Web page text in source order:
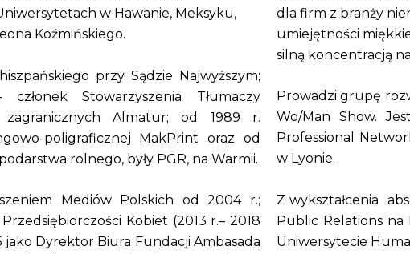
w Hawanie, Meksyku,
Koźmińskiego.
przy Sądzie Najwyższym;
Stowarzyszenia Tłumaczy
Almatur; od 1989 r.
poligraficznej MakPrint oraz od
rolnego, były PGR, na Warmii.
Mediów Polskich od 2004 r.;
Kobiet (2013 r.– 2018
jako Dyrektor Biura Fundacji Ambasada
dla firm z branży
umiejętności
silną koncentracją
Prowadzi grupę
Wo/Man Show.
Professional
w Lyonie.
Z wykształcenia
Public Relations na
Uniwersytecie